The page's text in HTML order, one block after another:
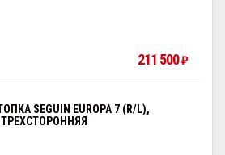
211 500₽
SEGUIN EUROPA 7 (R/L),
ТРЕХСТОРОННЯЯ